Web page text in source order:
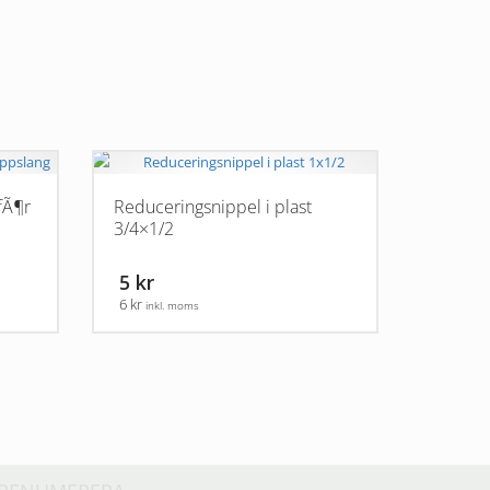
Reduceringsnippel i plast
3/4×1/2
5 kr
6 kr inkl. moms